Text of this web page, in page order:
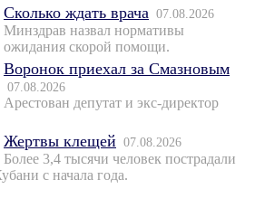
Сколько ждать врача 07.08.2026
Минздрав назвал нормативы
ожидания скорой помощи.
Воронок приехал за Смазновым
07.08.2026
Арестован депутат и экс-директор
Жертвы клещей 07.08.2026
Более 3,4 тысячи человек пострадали
с начала года.